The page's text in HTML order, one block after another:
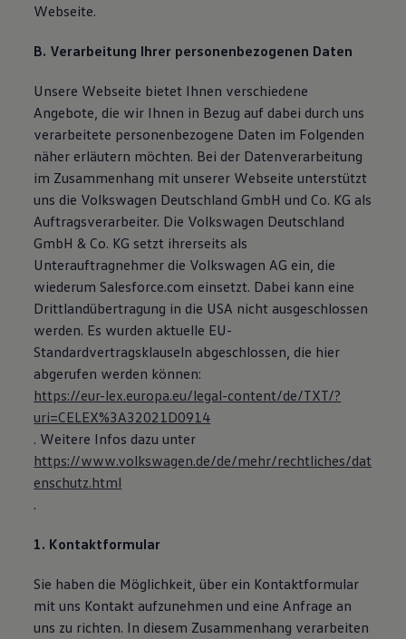
Uptime
Webseite.
B. Verarbeitung Ihrer personenbezogenen Daten
Unsere Webseite bietet Ihnen verschiedene
Angebote, die wir Ihnen in Bezug auf dabei durch uns
verarbeitete personenbezogene Daten im Folgenden
näher erläutern möchten. Bei der Datenverarbeitung
im Zusammenhang mit unserer Webseite unterstützt
uns die Volkswagen Deutschland GmbH und Co. KG als
Auftragsverarbeiter. Die Volkswagen Deutschland
GmbH & Co. KG setzt ihrerseits als
Unterauftragnehmer die Volkswagen AG ein, die
wiederum Salesforce.com einsetzt. Dabei kann eine
Drittlandübertragung in die USA nicht ausgeschlossen
werden. Es wurden aktuelle EU-
Standardvertragsklauseln abgeschlossen, die hier
abgerufen werden können:
https://eur-lex.europa.eu/legal-content/de/TXT/?
uri=CELEX%3A32021D0914
. Weitere Infos dazu unter
https://www.volkswagen.de/de/mehr/rechtliches/dat
enschutz.html
.
1. Kontaktformular
Sie haben die Möglichkeit, über ein Kontaktformular
mit uns Kontakt aufzunehmen und eine Anfrage an
uns zu richten. In diesem Zusammenhang verarbeiten